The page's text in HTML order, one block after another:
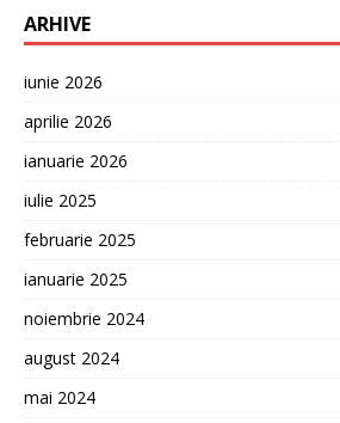
ARHIVE
iunie 2026
aprilie 2026
ianuarie 2026
iulie 2025
februarie 2025
ianuarie 2025
noiembrie 2024
august 2024
mai 2024